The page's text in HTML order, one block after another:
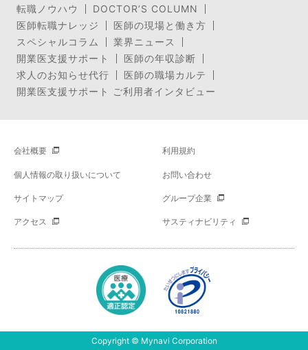
転職ノウハウ
DOCTOR’S COLUMN
医師転職ナレッジ
医師の現場と働き方
スペシャルコラム
業界ニュース
開業医支援サポート
医師の年収診断
求人のお知らせ代行
医師の職場カルテ
開業医支援サポート ご利用者インタビュー
会社概要 利用規約
個人情報の取り扱いについて お問い合わせ
サイトマップ グループ企業
アクセス サスティナビリティ
Copyright © Mynavi Corporation